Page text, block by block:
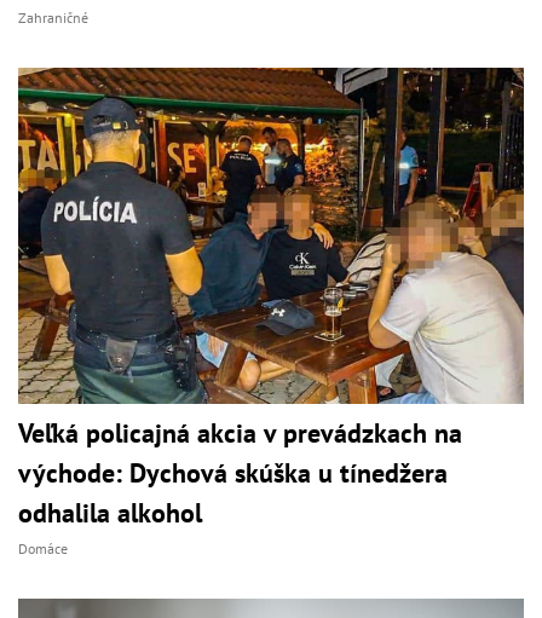
Zahraničné
Veľká policajná akcia v prevádzkach na
východe: Dychová skúška u tínedžera
odhalila alkohol
Domáce